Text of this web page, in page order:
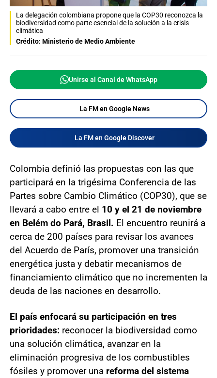
La delegación colombiana propone que la COP30 reconozca la
biodiversidad como parte esencial de la solución a la crisis
climática
Crédito: Ministerio de Medio Ambiente
Unirse al Canal de WhatsApp
La FM en Google News
La FM en Google Discover
Colombia definió las propuestas con las que
participará en la trigésima Conferencia de las
Partes sobre Cambio Climático (COP30), que se
llevará a cabo entre el 10 y el 21 de noviembre
en Belém do Pará, Brasil. El encuentro reunirá a
cerca de 200 países para revisar los avances
del Acuerdo de París, promover una transición
energética justa y debatir mecanismos de
financiamiento climático que no incrementen la
deuda de las naciones en desarrollo.
El país enfocará su participación en tres
prioridades: reconocer la biodiversidad como
una solución climática, avanzar en la
eliminación progresiva de los combustibles
fósiles y promover una reforma del sistema